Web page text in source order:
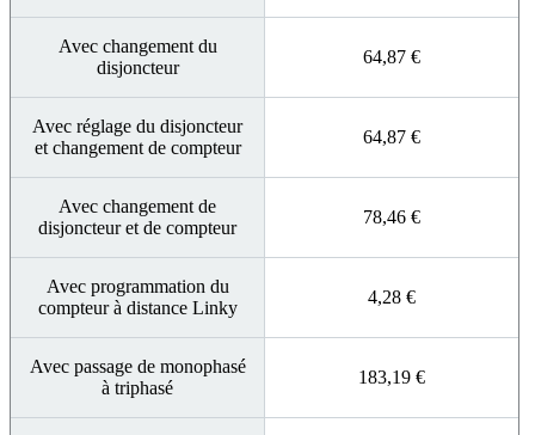
Avec changement du
disjoncteur
64,87 €
Avec réglage du disjoncteur
et changement de compteur
64,87 €
Avec changement de
disjoncteur et de compteur
78,46 €
Avec programmation du
compteur à distance Linky
4,28 €
Avec passage de monophasé
à triphasé
183,19 €